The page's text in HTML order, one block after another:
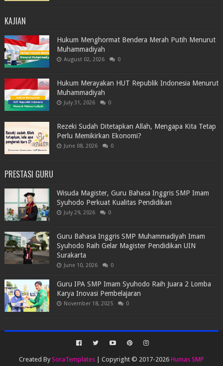
KAJIAN
Hukum Menghormat Bendera Merah Putih Menurut
Muhammadiyah
August 02, 2026 0
Hukum Merayakan HUT Republik Indonesia Menurut
Muhammadiyah
July 31, 2026 0
Rezeki Sudah Ditetapkan Allah, Mengapa Kita Tetap
Perlu Memikirkan Ekonomi?
June 08, 2026 0
PRESTASI GURU
Wisuda Magister, Guru Bahasa Inggris SMP Imam
Syuhodo Perkuat Kualitas Pendidikan
July 29, 2026 0
Guru Bahasa Inggris SMP Muhammadiyah Imam
Syuhodo Raih Gelar Magister Pendidikan UIN
Surakarta
June 10, 2026 0
Guru IPA SMP Imam Syuhodo Raih Juara 2 Lomba
Karya Inovasi Pembelajaran
November 18, 2025 0
Created By SoraTemplates| Copyright © 2017-2026 Humas SMP